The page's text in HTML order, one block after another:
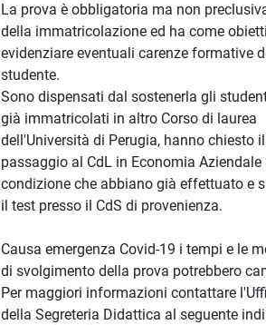
La prova è obbligatoria ma non
della immatricolazione ed ha come
evidenziare eventuali carenze formative
studente.
Sono dispensati dal sostenerla gli
già immatricolati in altro Corso di laurea
dell'Università di Perugia, hanno chiesto il
passaggio al CdL in Economia Aziendale
condizione che abbiano già effettuato e
il test presso il CdS di provenienza.
Causa emergenza Covid-19 i tempi e le
di svolgimento della prova potrebbero
Per maggiori informazioni contattare
della Segreteria Didattica al seguente